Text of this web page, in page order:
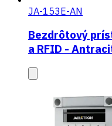
JA-153E-AN
Bezdrôtový
a RFID -